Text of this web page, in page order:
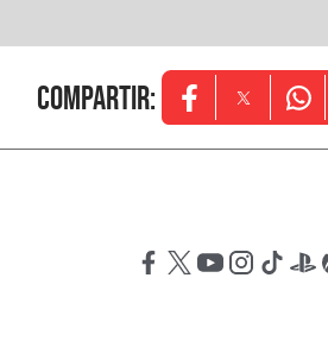
Compartir: Opens in new
Opens in
Opens in new
Opens in new
Opens in
Opens in